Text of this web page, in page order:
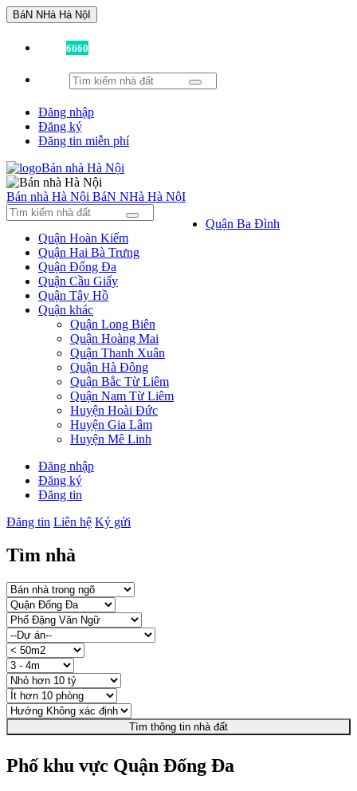
BáN NHà Hà NộI
6660
Đăng nhập
Đăng ký
Đăng tin miễn phí
Bán nhà Hà Nội BáN NHà Hà NộI
Quận Ba Đình
Quận Hoàn Kiếm
Quận Hai Bà Trưng
Quận Đống Đa
Quận Cầu Giấy
Quận Tây Hồ
Quận khác
Quận Long Biên
Quận Hoàng Mai
Quận Thanh Xuân
Quận Hà Đông
Quận Bắc Từ Liêm
Quận Nam Từ Liêm
Huyện Hoài Đức
Huyện Gia Lâm
Huyện Mê Linh
Đăng nhập
Đăng ký
Đăng tin
Đăng tin Liên hệ Ký gửi
Tìm nhà
Tìm thông tin nhà đất
Phố khu vực Quận Đống Đa